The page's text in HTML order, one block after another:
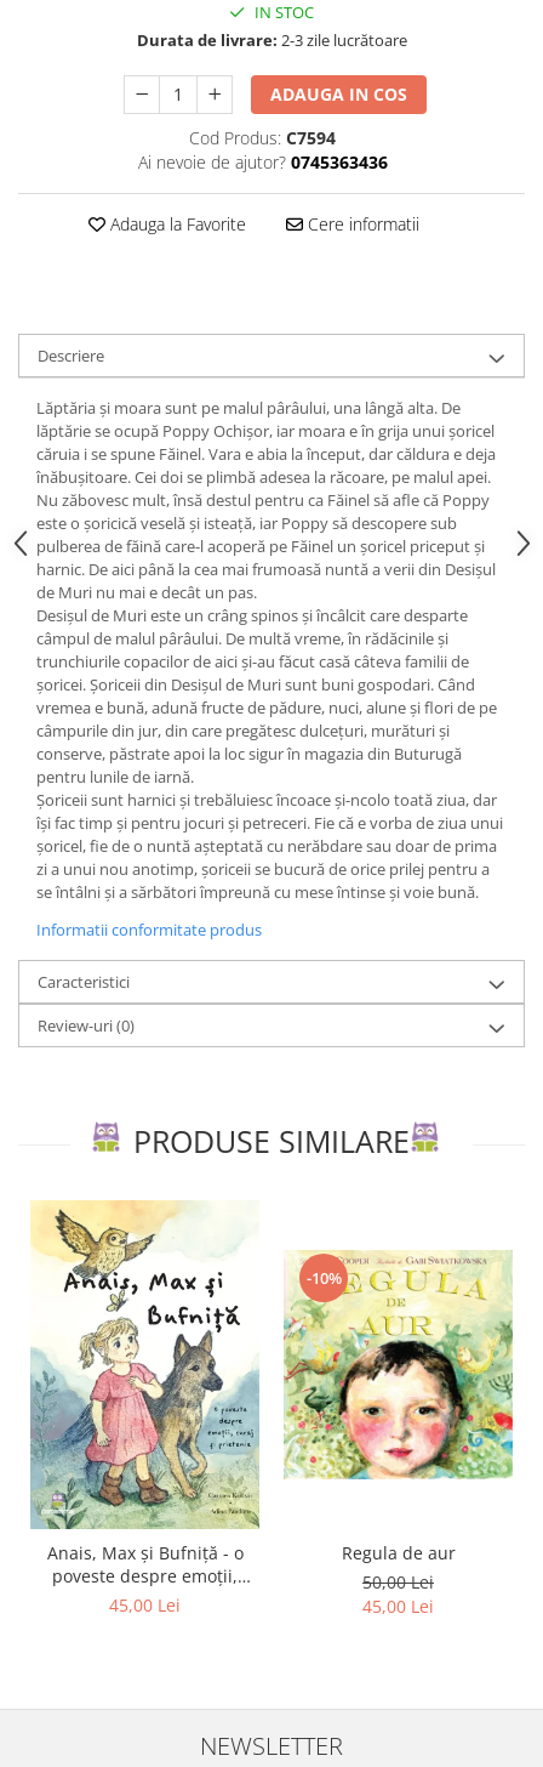
Editura Frontiera
Editura Gama
Editura Litera
Editura Lizuka Educativ
Editura Pandora M
Editura Portocala Albastră
Editura Scriptum
Editura Sophia
Editura Usborne
Editura Vellant
Editura Verba
IN STOC
Durata de livrare: 2-3 zile lucrătoare
ADAUGA IN COS
Cod Produs: C7594
Ai nevoie de ajutor? 0745363436
Adauga la Favorite Cere informatii
Descriere
Lăptăria și moara sunt pe malul pârâului, una lângă alta. De
lăptărie se ocupă Poppy Ochișor, iar moara e în grija unui șoricel
căruia i se spune Făinel. Vara e abia la început, dar căldura e deja
înăbușitoare. Cei doi se plimbă adesea la răcoare, pe malul apei.
Nu zăbovesc mult, însă destul pentru ca Făinel să afle că Poppy
este o șoricică veselă și isteață, iar Poppy să descopere sub
pulberea de făină care-l acoperă pe Făinel un șoricel priceput și
harnic. De aici până la cea mai frumoasă nuntă a verii din Desișul
de Muri nu mai e decât un pas.
Desișul de Muri este un crâng spinos și încâlcit care desparte
câmpul de malul pârâului. De multă vreme, în rădăcinile și
trunchiurile copacilor de aici și-au făcut casă câteva familii de
șoricei. Șoriceii din Desișul de Muri sunt buni gospodari. Când
vremea e bună, adună fructe de pădure, nuci, alune și flori de pe
câmpurile din jur, din care pregătesc dulcețuri, murături și
conserve, păstrate apoi la loc sigur în magazia din Buturugă
pentru lunile de iarnă.
Șoriceii sunt harnici și trebăluiesc încoace și-ncolo toată ziua, dar
își fac timp și pentru jocuri și petreceri. Fie că e vorba de ziua unui
șoricel, fie de o nuntă așteptată cu nerăbdare sau doar de prima
zi a unui nou anotimp, șoriceii se bucură de orice prilej pentru a
se întâlni și a sărbători împreună cu mese întinse și voie bună.
Informatii conformitate produs
Caracteristici
Review-uri(0)
PRODUSE SIMILARE
Anais, Max și Bufniță - o
poveste despre emoții,
curaj și prietenie
45,00 Lei
-10%
Regula de aur
50,00 Lei
45,00 Lei
NEWSLETTER